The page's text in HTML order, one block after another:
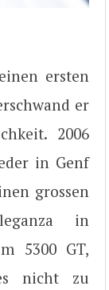
ersten
er
2006
in Genf
grossen
in
5300 GT,
nicht zu